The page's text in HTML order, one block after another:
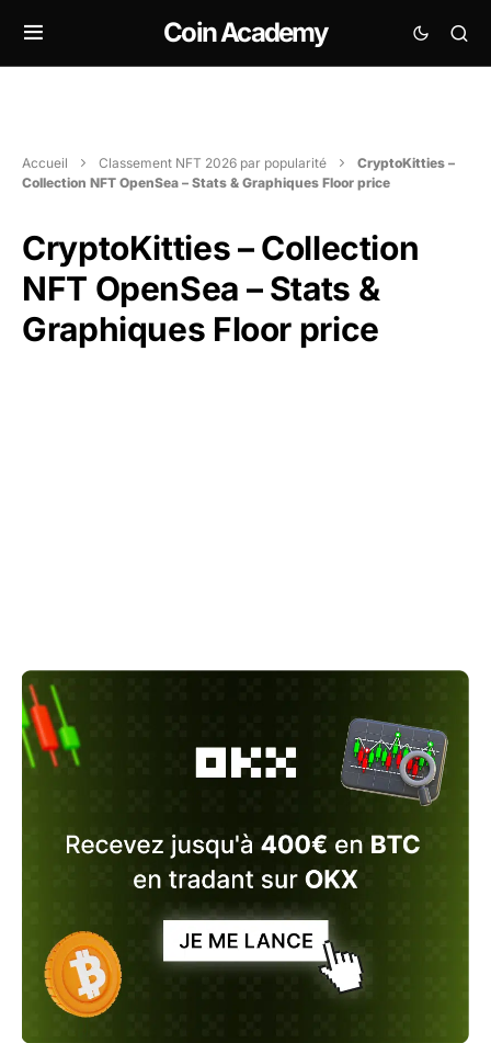
Coin Academy
Accueil Classement NFT 2026 par popularité
CryptoKitties –
Collection NFT OpenSea – Stats & Graphiques Floor price
CryptoKitties – Collection
NFT OpenSea – Stats &
Graphiques Floor price